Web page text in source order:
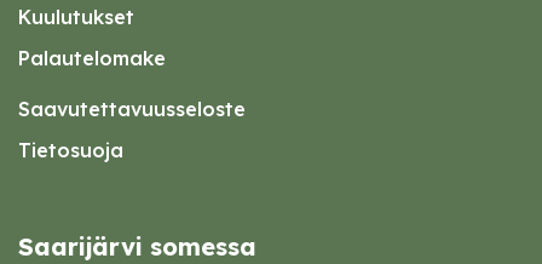
Kuulutukset
Palautelomake
Saavutettavuusseloste
Tietosuoja
Saarijärvi somessa